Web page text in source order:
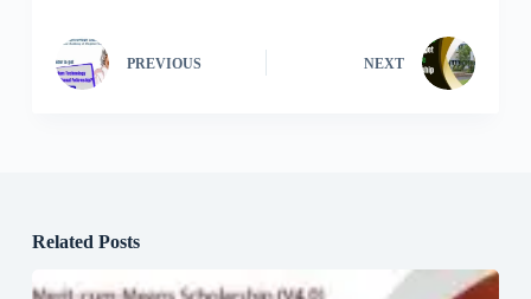
PREVIOUS NEXT
Related Posts